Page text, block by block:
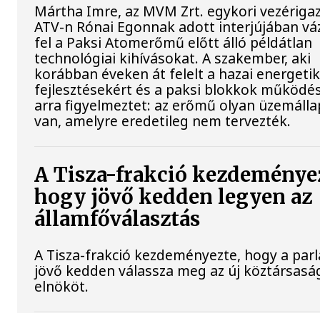
Mártha Imre, az MVM Zrt. egykori
ATV-n Rónai Egonnak adott interjújában
fel a Paksi Atomerőmű előtt álló példátlan
technológiai kihívásokat. A szakember, aki
korábban éveken át felelt a hazai
fejlesztésekért és a paksi blokkok
arra figyelmeztet: az erőmű olyan
van, amelyre eredetileg nem tervezték.
A Tisza-frakció
hogy jövő kedden legyen az
államfőválasztás
A Tisza-frakció kezdeményezte, hogy a
jövő kedden válassza meg az új
elnököt.